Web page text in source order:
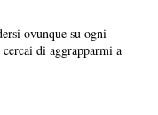
ovunque su ogni
di aggrapparmi a